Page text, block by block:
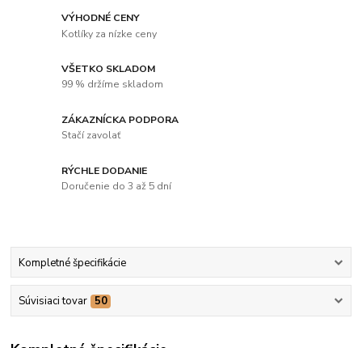
VÝHODNÉ CENY
Kotlíky za nízke ceny
VŠETKO SKLADOM
99 % držíme skladom
ZÁKAZNÍCKA PODPORA
Stačí zavolať
RÝCHLE DODANIE
Doručenie do 3 až 5 dní
Kompletné špecifikácie
Súvisiaci tovar 50